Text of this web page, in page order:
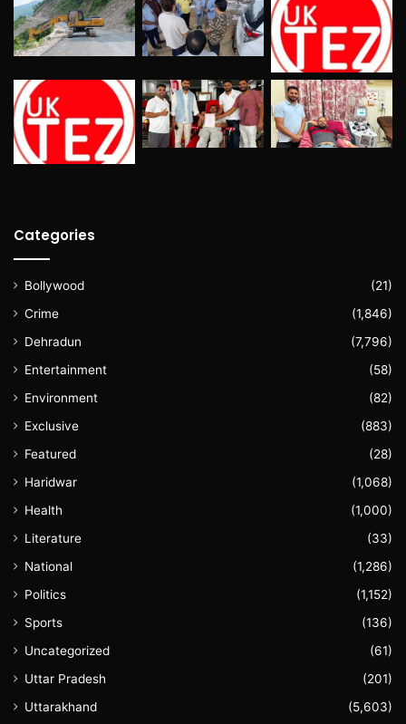
Categories
Bollywood
(21)
Crime
(1,846)
Dehradun
(7,796)
Entertainment
(58)
Environment
(82)
Exclusive
(883)
Featured
(28)
Haridwar
(1,068)
Health
(1,000)
Literature
(33)
National
(1,286)
Politics
(1,152)
Sports
(136)
Uncategorized
(61)
Uttar Pradesh
(201)
Uttarakhand
(5,603)